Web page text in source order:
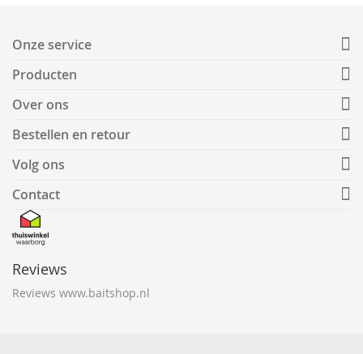
Onze service
Producten
Over ons
Bestellen en retour
Volg ons
Contact
Reviews
Reviews www.baitshop.nl